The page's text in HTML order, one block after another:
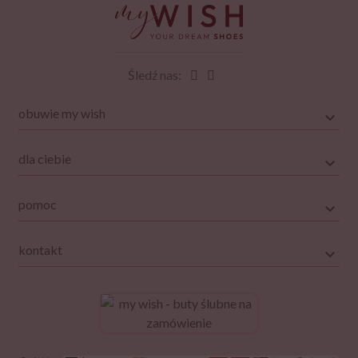
Śledź nas:
obuwie my wish
dla ciebie
pomoc
kontakt